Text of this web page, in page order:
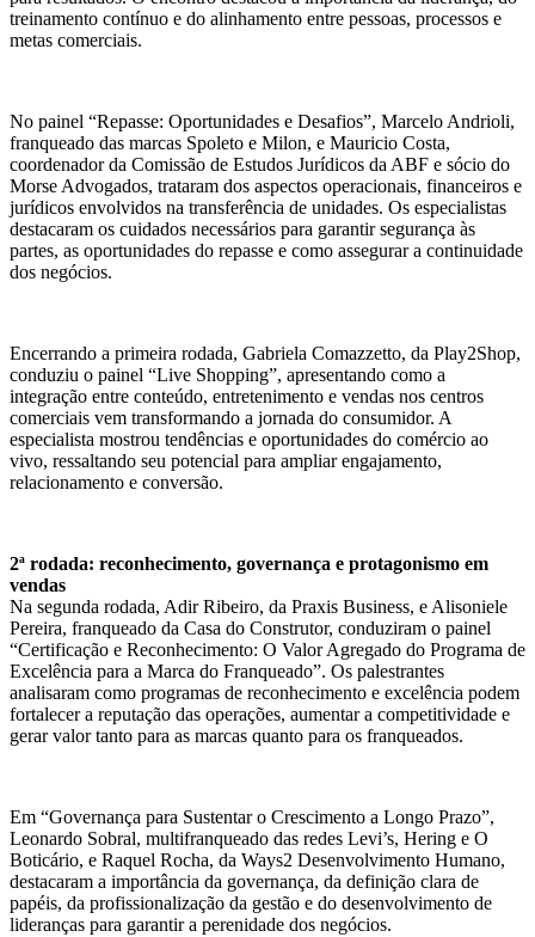
treinamento contínuo e do alinhamento entre pessoas, processos e
metas comerciais.
No painel “Repasse: Oportunidades e Desafios”, Marcelo Andrioli,
franqueado das marcas Spoleto e Milon, e Mauricio Costa,
coordenador da Comissão de Estudos Jurídicos da ABF e sócio do
Morse Advogados, trataram dos aspectos operacionais, financeiros e
jurídicos envolvidos na transferência de unidades. Os especialistas
destacaram os cuidados necessários para garantir segurança às
partes, as oportunidades do repasse e como assegurar a continuidade
dos negócios.
Encerrando a primeira rodada, Gabriela Comazzetto, da Play2Shop,
conduziu o painel “Live Shopping”, apresentando como a
integração entre conteúdo, entretenimento e vendas nos centros
comerciais vem transformando a jornada do consumidor. A
especialista mostrou tendências e oportunidades do comércio ao
vivo, ressaltando seu potencial para ampliar engajamento,
relacionamento e conversão.
2ª rodada: reconhecimento, governança e protagonismo em
vendas
Na segunda rodada, Adir Ribeiro, da Praxis Business, e Alisoniele
Pereira, franqueado da Casa do Construtor, conduziram o painel
“Certificação e Reconhecimento: O Valor Agregado do Programa de
Excelência para a Marca do Franqueado”. Os palestrantes
analisaram como programas de reconhecimento e excelência podem
fortalecer a reputação das operações, aumentar a competitividade e
gerar valor tanto para as marcas quanto para os franqueados.
Em “Governança para Sustentar o Crescimento a Longo Prazo”,
Leonardo Sobral, multifranqueado das redes Levi’s, Hering e O
Boticário, e Raquel Rocha, da Ways2 Desenvolvimento Humano,
destacaram a importância da governança, da definição clara de
papéis, da profissionalização da gestão e do desenvolvimento de
lideranças para garantir a perenidade dos negócios.